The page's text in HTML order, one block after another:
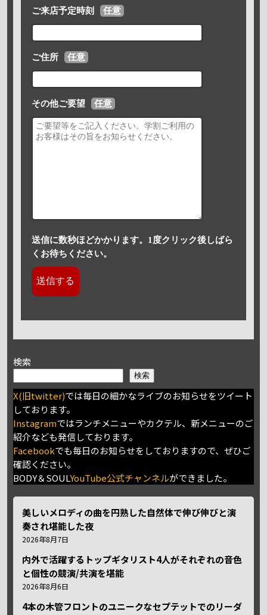
ご来店予定時刻 任意
ご住所 任意
その他ご要望 任意
送信に数秒ほどかかります。1度クリック後しばら
くお待ちください。
検索
検索
X(旧twitter)では毎日の細かなライブのお知らせをツイート
しております。
Instagramではランチメニューやカクテル、新メニューのご
紹介なども発信しております。
Facebookでも毎日のお知らせをしておりますので、ぜひご
確認ください。
BODY＆SOULYouTube公式チャンネルができました。
美しいメロディの曲を円熟した自然体で伸び伸びと演
奏され堪能した夜
2026年8月7日
内外で活躍するトップギタリスト4人がそれぞれの音色
と個性の競演/共演を堪能
2026年8月6日
4本の木管フロントのユニークなセプテットでのリーダ